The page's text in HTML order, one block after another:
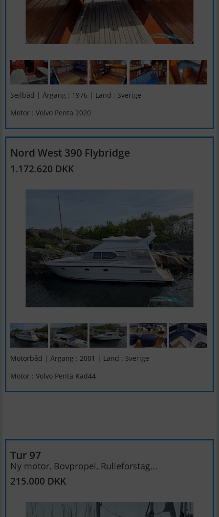
Sejlbåd | Årgang : 1976 | Land : Sverige
Motor : Volvo Penta 2020
Nord West 390 Flybridge
1.172.620 DKK
Motorbåd | Årgang : 2001 | Land : Sverige
Motor : Volvo Penta Kad44
Tur 97
Ny motor, Bovpropel, Rulleforstag...
215.000 DKK